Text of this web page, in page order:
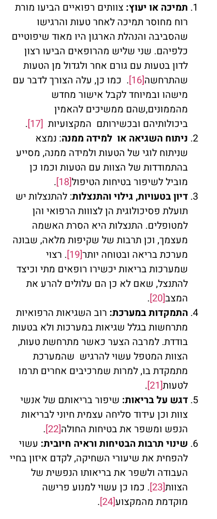
תמיכה או יעוץ:צוותים רפואיים הביעו מורת
רוח מחוסר תמיכה לאחר טעות והרגישו
שהסביבה והנהלת הארגון היו מאוד שיפוטיים
כלפיהם. שני שליש מהרופאים הביעו רצון
לדון בטעות עם גורם אחר ולגדול מן הטעות
שהתרחשה[16]
. כמו כן, עלה הצורך לדבר עם
מישהו ובמיוחד לקבל אישור מחדש
מהממונים,שהם ממשיכים להאמין
ביכולותיהם ובכשירותם המקצועיות[17]
.
ניתוח השגיאה או למידה ממנה: נמצא
שניתוח לוגי של הטעות ולמידה ממנה, מסייע
בהתמודדות של הצוות עם הטעות וכמו כן
מוביל לשיפור בטיחות הטיפול[18]
.
דיון בטעויות, גילוי והתנצלות: להתנצלות יש
תועלת פסיכולוגית הן לצווות הרפואי והן
למטופלים. התנצלות היא הסרת האשמה
מעצמך, וכן תרבות של שקיפות מלאה, שבונה
מערכת בריאה ובטוחה יותר[19]
. רצוי
שמערכות בריאות יכשירו רופאים מתי וכיצד
להתנצל, שאם לא כן הם עלולים להרע את
המצב[20]
.
התמקדות במערכת:רוב השגיאות הרפואיות
מתרחשות בגלל שגיאות במערכות ולא בטעות
בודדת. למרבה הצער כאשר מתרחשת טעות,
הצוות המטפל עשוי להרגיש שהמערכת
מתמקדת בו, למרות שמרכיבים אחרים תרמו
לטעות[21]
.
דגש על בריאות:שיפור בריאותם של אנשי
צוות וכן עידוד סליחה עצמית חיוני לבריאות
הנפש ומשפר את בטיחות החולה[22]
.
שינוי תרבות הבטיחות וראיה חיובית:עשוי
להפחית את שיעורי השחיקה, לקדם איזון בחיי
העבודה ולשפר את בריאותו הנפשית של
הצוות[23]
. כמו כן עשוי למנוע פרישה
מוקדמת מהמקצוע[24]
.